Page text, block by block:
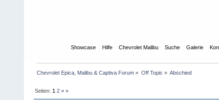
Showcase Hilfe Chevrolet Malibu Suche Galerie
Chevrolet Epica, Malibu & Captiva Forum » Off Topic » Abschied
Seiten:1 2 » »